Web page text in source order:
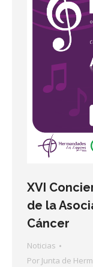
XVI
de la
Cáncer
Noticias
Por Junta de